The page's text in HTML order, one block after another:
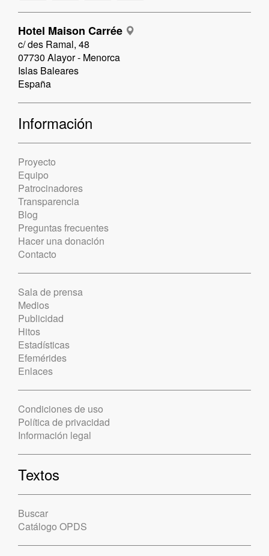
Hotel Maison Carrée
c/ des Ramal, 48
07730 Alayor - Menorca
Islas Baleares
España
Información
Proyecto
Equipo
Patrocinadores
Transparencia
Blog
Preguntas frecuentes
Hacer una donación
Contacto
Sala de prensa
Medios
Publicidad
Hitos
Estadísticas
Efemérides
Enlaces
Condiciones de uso
Política de privacidad
Información legal
Textos
Buscar
Catálogo OPDS